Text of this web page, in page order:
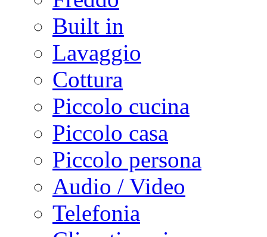
Built in
Lavaggio
Cottura
Piccolo cucina
Piccolo casa
Piccolo persona
Audio / Video
Telefonia